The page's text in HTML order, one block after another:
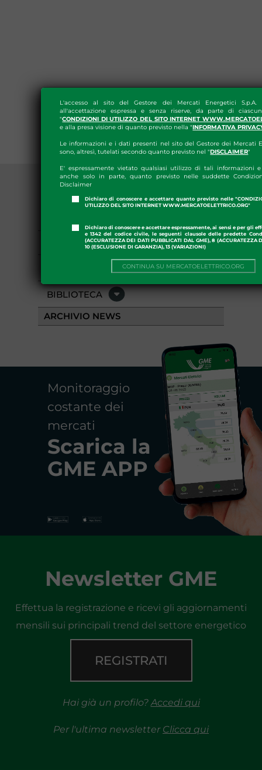
L'accesso al sito del Gestore dei Mercati Energetici S.p.A.
all'accettazione espressa e senza riserve, da parte di
"CONDIZIONI DI UTILIZZO DEL SITO INTERNET
e alla presa visione di quanto previsto nella "INFORMATIVA
Le informazioni e i dati presenti nel sito del Gestore dei Mercati
sono, altresì, tutelati secondo quanto previsto nel "DISCLAIMER"
E' espressamente vietato qualsiasi utilizzo di tali informazioni
anche solo in parte, quanto previsto nelle suddette
Disclaimer
Dichiaro di conoscere e accettare quanto previsto nelle
UTILIZZO DEL SITO INTERNET WWW.MERCATOELETTRICO.ORG"
Dichiaro di conoscere e accettare espressamente, ai sensi e per gli
e 1342 del codice civile, le seguenti clausole delle predette
(ACCURATEZZA DEI DATI PUBBLICATI DAL GME), 8 (ACCURATEZZA
10 (ESCLUSIONE DI GARANZIA), 13 (VARIAZIONI)
CONTINUA SU MERCATOELETTRICO.ORG
GME APP
BIBLIOTECA
ARCHIVIO NEWS
Monitoraggio
costante dei
mercati
Scarica la
GME APP
Newsletter GME
Effettua la registrazione e ricevi gli aggiornamenti
mensili sui principali trend del settore energetico
REGISTRATI
Hai già un profilo?Accedi qui
Per l'ultima newsletter Clicca qui